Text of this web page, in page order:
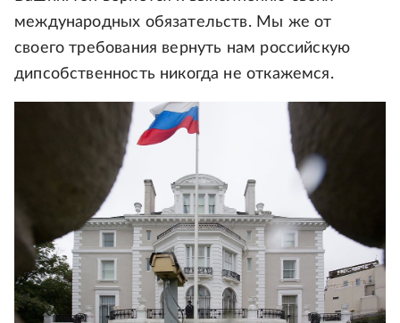
международных обязательств. Мы же от
своего требования вернуть нам российскую
дипсобственность никогда не откажемся.